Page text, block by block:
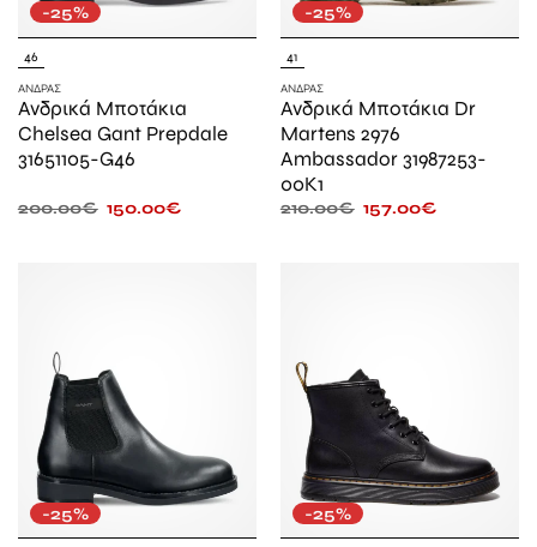
-25%
46
ΆΝΔΡΑΣ
Ανδρικά Μποτάκια
Chelsea Gant Prepdale
31651105-G46
200.00€ 150.00€
-25%
41
ΆΝΔΡΑΣ
Ανδρικά Μποτάκια Dr
Martens 2976
Ambassador 31987253-
00K1
210.00€ 157.00€
-25% -25%